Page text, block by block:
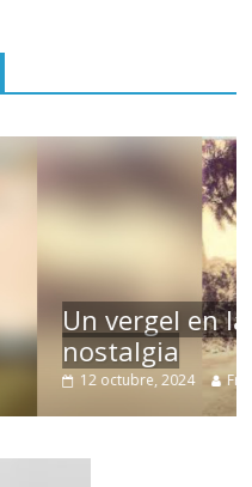
de la
Navarro 0